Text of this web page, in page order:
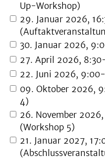
Up-Workshop)
29. Januar 2026,
30. Januar 2026,
27. April 2026,
22. Juni 2026,
09. Oktober 2026,
4)
26. November
(Workshop 5)
21. Januar 2027,